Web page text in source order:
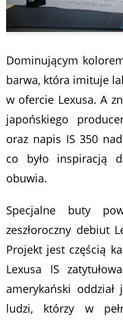
Dominującym
barwa, która imituje
w ofercie Lexusa. A
japońskiego
oraz napis IS 350
co było inspiracją
obuwia.
Specjalne buty
zeszłoroczny debiut
Projekt jest częścią
Lexusa IS
amerykański
ludzi, którzy w